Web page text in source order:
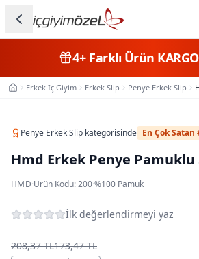
Kategorileri
Erkek
Çocuk
Fantazi
Büyük
4+Farklı Ürün
Ana SayfaErkek İç Giyim Erkek Slip Penye Erkek Slip
Penye Erkek Slip kategorisinde En Çok Satan
Hmd Erkek Penye Pamuklu
HMD·Ürün Kodu:200·%100 Pamuk
İlk değerlendirmeyi yaz
208,37 TL173,47 TL